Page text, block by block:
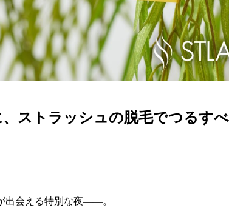
ストラッシュの脱毛でつるす
出会える特別な夜――。